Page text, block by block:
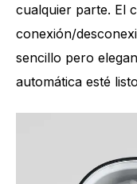
cualquier parte. El
conexión/
sencillo pero
automática esté